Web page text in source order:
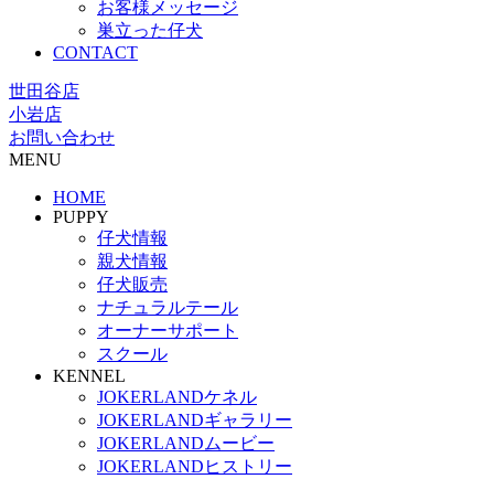
お客様メッセージ
巣立った仔犬
CONTACT
世田谷店
小岩店
お問い合わせ
MENU
HOME
PUPPY
仔犬情報
親犬情報
仔犬販売
ナチュラルテール
オーナーサポート
スクール
KENNEL
JOKERLANDケネル
JOKERLANDギャラリー
JOKERLANDムービー
JOKERLANDヒストリー